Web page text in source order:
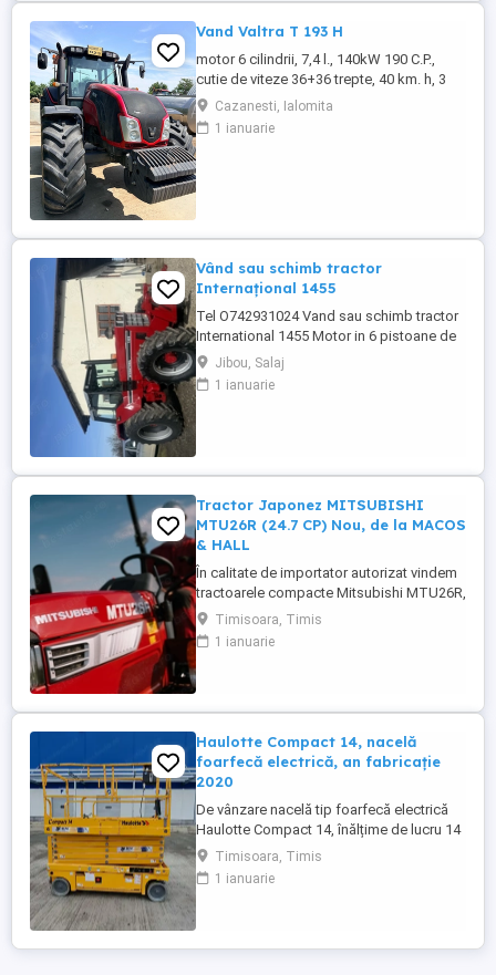
Vand Valtra T 193 H
motor 6 cilindrii, 7,4 l., 140kW 190 C.P.,
cutie de viteze 36+36 trepte, 40 km. h, 3
prize hidraulice, 650 65 r 42 spate, 540 65 r
30, 6.240 ore, an 2013, TVA inclus în preț.
Cazanesti, Ialomita
1 ianuarie
Vând sau schimb tractor
Internațional 1455
Tel O742931024 Vand sau schimb tractor
International 1455 Motor in 6 pistoane de
145 cai cu turbo Cilindru ajutător la ridicare
Tiranti față Cauciucuri in stare foarte buna
Tractorul se afla intr-o stare foarte buna,
Jibou, Salaj
1 ianuarie
Tractor Japonez MITSUBISHI
MTU26R (24.7 CP) Nou, de la MACOS
& HALL
În calitate de importator autorizat vindem
tractoarele compacte Mitsubishi MTU26R,
un tractor proiectat și fabricat integral în
Japonia, recunoscut pentru fiabilitatea sa
legendară și eficiența în spații restrânse.
MTU26R ...
Timisoara, Timis
1 ianuarie
Haulotte Compact 14, nacelă
foarfecă electrică, an fabricație
2020
De vânzare nacelă tip foarfecă electrică
Haulotte Compact 14, înălțime de lucru 14
m, an fabricație 2020, ore funcționare 570,
stare foarte bună de funcționarepreț 7000
euro +TVA
Timisoara, Timis
1 ianuarie